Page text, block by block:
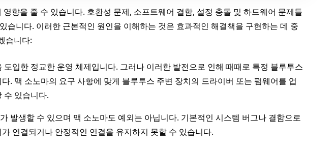
향을 줄 수 있습니다. 호환성 문제, 소프트웨어 결함, 설정 충돌 및 하드웨어 문제들
습니다. 이러한 근본적인 원인을 이해하는 것은 효과적인 해결책을 구현하는 데 중
습니다:
입한 정교한 운영 체제입니다. 그러나 이러한 발전으로 인해 때때로 특정 블루투스
. 맥 소노마의 요구 사항에 맞게 블루투스 주변 장치의 드라이버 또는 펌웨어를 업
수 있습니다.
발생할 수 있으며 맥 소노마도 예외는 아닙니다. 기본적인 시스템 버그나 결함으로
연결되거나 안정적인 연결을 유지하지 못할 수 있습니다.